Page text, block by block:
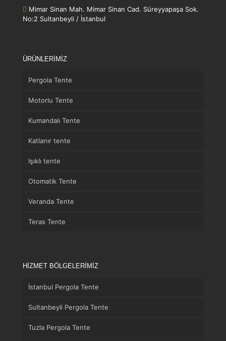
Mimar Sinan Mah. Mimar Sinan Cad. Süreyyapaşa Sok.
No:2 Sultanbeyli / İstanbul
ÜRÜNLERİMİZ
Pergola Tente
Motorlu Tente
Kumandalı Tente
Katlanır tente
Işıklı tente
Otomatik Tente
Veranda Tente
Teras Tente
HİZMET BÖLGELERİMİZ
İstanbul Pergola Tente
Sultanbeyli Pergola Tente
Tuzla Pergola Tente